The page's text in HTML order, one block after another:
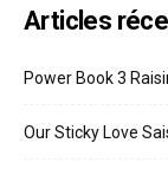
Articles
Power Book 3
Our Sticky Love